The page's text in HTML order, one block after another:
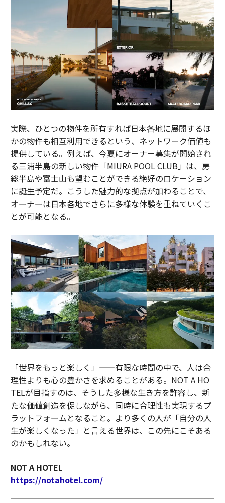
実際、ひとつの物件を所有すれば日本各地に展開するほ
かの物件も相互利用できるという、ネットワーク価値も
提供している。例えば、今夏にオーナー募集が開始され
る三浦半島の新しい物件「MIURA POOL CLUB」は、房
総半島や富士山も望むことができる絶好のロケーション
に誕生予定だ。こうした魅力的な拠点が加わることで、
オーナーは日本各地でさらに多様な体験を重ねていくこ
とが可能となる。
「世界をもっと楽しく」——有限な時間の中で、人は合
理性よりも心の豊かさを求めることがある。NOT A HO
TELが目指すのは、そうした多様な生き方を許容し、新
たな価値創造を促しながら、同時に合理性も実現するプ
ラットフォームとなること。より多くの人が「自分の人
生が楽しくなった」と言える世界は、この先にこそある
のかもしれない。
NOT A HOTEL
https://notahotel.com/